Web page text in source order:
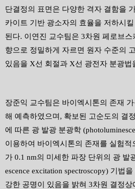
단결정의 표면은 다양한 격자 결함을
카이트 기반 광소자의 효율을 저하시
된다. 이연진 교수팀은 3차원 페로브
향으로 정밀하게 자르면 원자 수준의
있음을 X선 회절과 X선 광전자 분광법
장준익 교수팀은 바이엑시톤의 존재
해 예측하였으며 , 확보된 고순도의 결
에 따른 광 발광 분광학
이용하여 바이엑시톤의 존재를 실험적
가 0.1 nm의 미세한 파장 단위의 광 발
escence excitation spectroscopy) 기법을
강한 공명이 있음을 밝혀 3차원 결정상